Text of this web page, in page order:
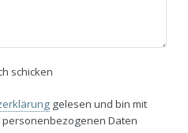
schicken
gelesen und bin mit
Daten